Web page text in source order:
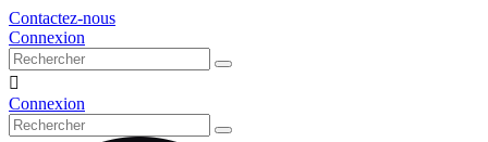
Contactez-nous
Connexion

Connexion